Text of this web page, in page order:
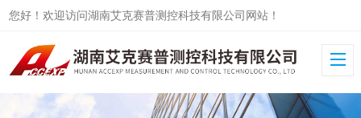
您好！欢迎访问湖南艾克赛普测控科技有限公司网站！